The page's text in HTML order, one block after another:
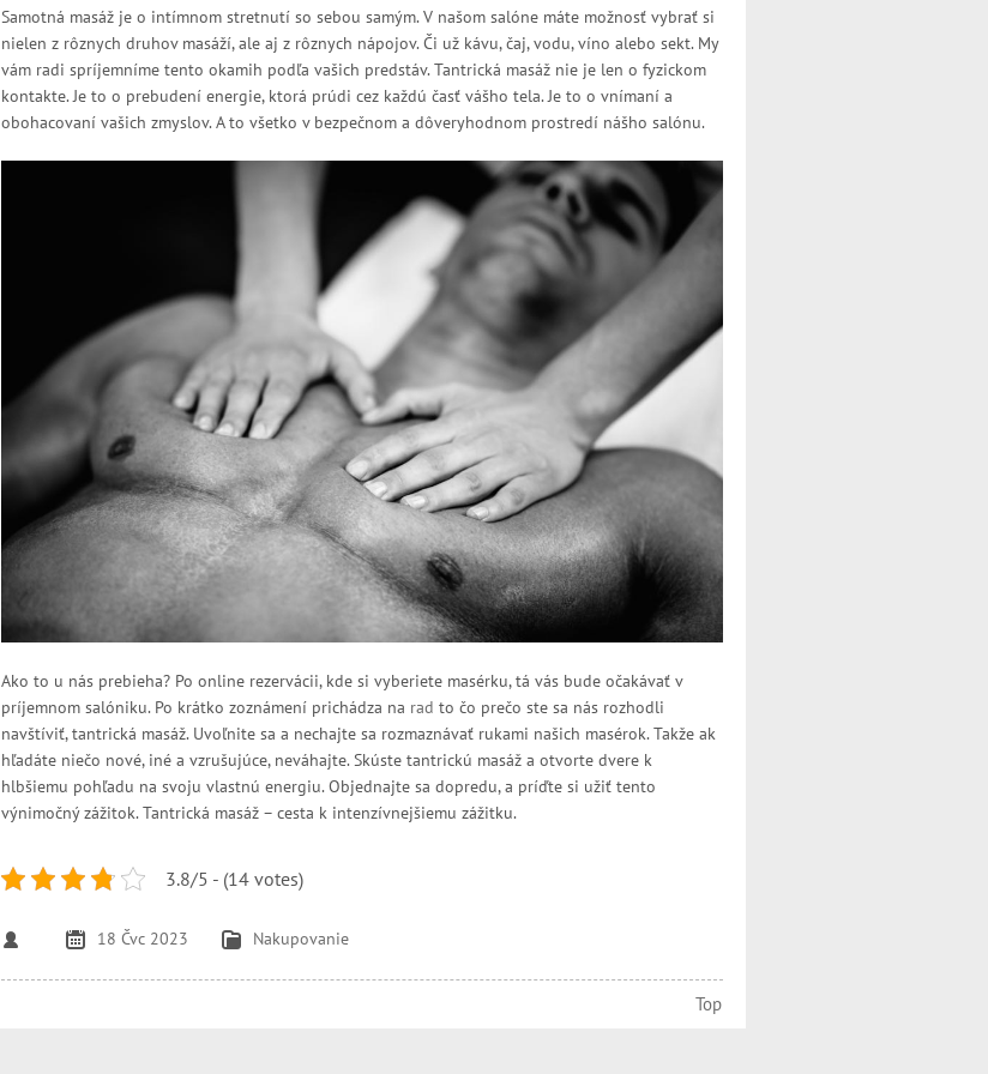
Samotná masáž je o intímnom stretnutí so sebou samým. V našom salóne máte možnosť vybrať si
nielen z rôznych druhov masáží, ale aj z rôznych nápojov. Či už kávu, čaj, vodu, víno alebo sekt. My
vám radi spríjemníme tento okamih podľa vašich predstáv. Tantrická masáž nie je len o fyzickom
kontakte. Je to o prebudení energie, ktorá prúdi cez každú časť vášho tela. Je to o vnímaní a
obohacovaní vašich zmyslov. A to všetko v bezpečnom a dôveryhodnom prostredí nášho salónu.
Ako to u nás prebieha? Po online rezervácii, kde si vyberiete masérku, tá vás bude očakávať v
príjemnom salóniku. Po krátko zoznámení prichádza na rad to čo prečo ste sa nás rozhodli
navštíviť, tantrická masáž. Uvoľnite sa a nechajte sa rozmaznávať rukami našich masérok. Takže ak
hľadáte niečo nové, iné a vzrušujúce, neváhajte. Skúste tantrickú masáž a otvorte dvere k
hlbšiemu pohľadu na svoju vlastnú energiu. Objednajte sa dopredu, a príďte si užiť tento
výnimočný zážitok. Tantrická masáž – cesta k intenzívnejšiemu zážitku.
3.8/5 - (14 votes)
18 Čvc 2023 Nakupovanie
Top